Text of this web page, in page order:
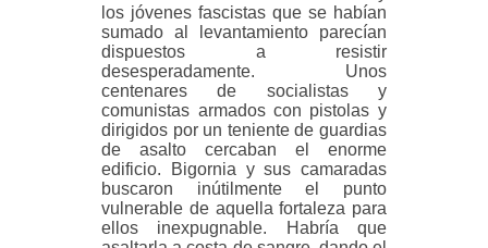
los jóvenes fascistas que se habían
sumado al levantamiento parecían
dispuestos a resistir
desesperadamente. Unos
centenares de socialistas y
comunistas armados con pistolas y
dirigidos por un teniente de guardias
de asalto cercaban el enorme
edificio. Bigornia y sus camaradas
buscaron inútilmente el punto
vulnerable de aquella fortaleza para
ellos inexpugnable. Habría que